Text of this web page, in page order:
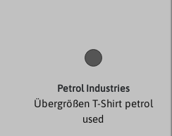
Petrol Industries
Übergrößen T-Shirt petrol
used